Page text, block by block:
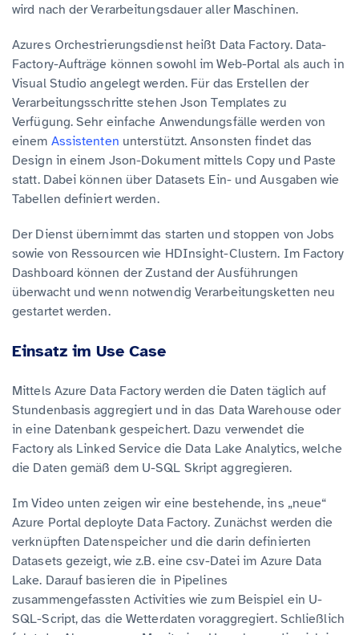
wird nach der Verarbeitungsdauer aller Maschinen.
Azures Orchestrierungsdienst heißt Data Factory. Data-
Factory-Aufträge können sowohl im Web-Portal als auch in
Visual Studio angelegt werden. Für das Erstellen der
Verarbeitungsschritte stehen Json Templates zu
Verfügung. Sehr einfache Anwendungsfälle werden von
einem Assistenten unterstützt. Ansonsten findet das
Design in einem Json-Dokument mittels Copy und Paste
statt. Dabei können über Datasets Ein- und Ausgaben wie
Tabellen definiert werden.
Der Dienst übernimmt das starten und stoppen von Jobs
sowie von Ressourcen wie HDInsight-Clustern. Im Factory
Dashboard können der Zustand der Ausführungen
überwacht und wenn notwendig Verarbeitungsketten neu
gestartet werden.
Einsatz im Use Case
Mittels Azure Data Factory werden die Daten täglich auf
Stundenbasis aggregiert und in das Data Warehouse oder
in eine Datenbank gespeichert. Dazu verwendet die
Factory als Linked Service die Data Lake Analytics, welche
die Daten gemäß dem U-SQL Skript aggregieren.
Im Video unten zeigen wir eine bestehende, ins „neue“
Azure Portal deployte Data Factory. Zunächst werden die
verknüpften Datenspeicher und die darin definierten
Datasets gezeigt, wie z.B. eine csv-Datei im Azure Data
Lake. Darauf basieren die in Pipelines
zusammengefassten Activities wie zum Beispiel ein U-
SQL-Script, das die Wetterdaten voraggregiert. Schließlich